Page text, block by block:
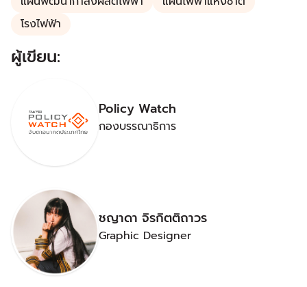
โรงไฟฟ้า
ผู้เขียน:
Policy Watch
กองบรรณาธิการ
ชญาดา จิรกิตติถาวร
Graphic Designer